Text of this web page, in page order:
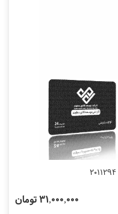
31,000,000 تومان